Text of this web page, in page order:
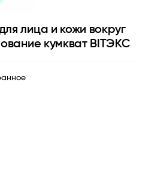
лица и кожи вокруг
кумкват BITЭКС